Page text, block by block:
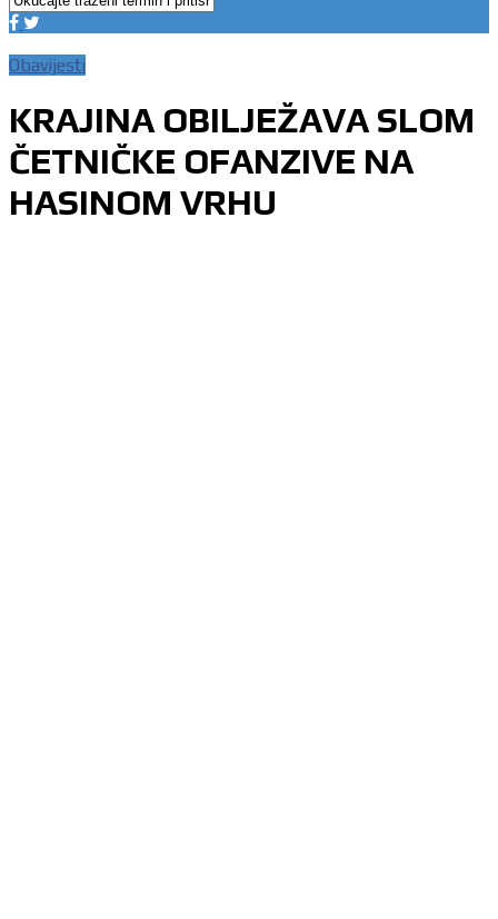
Obavijesti
KRAJINA OBILJEŽAVA SLOM
ČETNIČKE OFANZIVE NA
HASINOM VRHU